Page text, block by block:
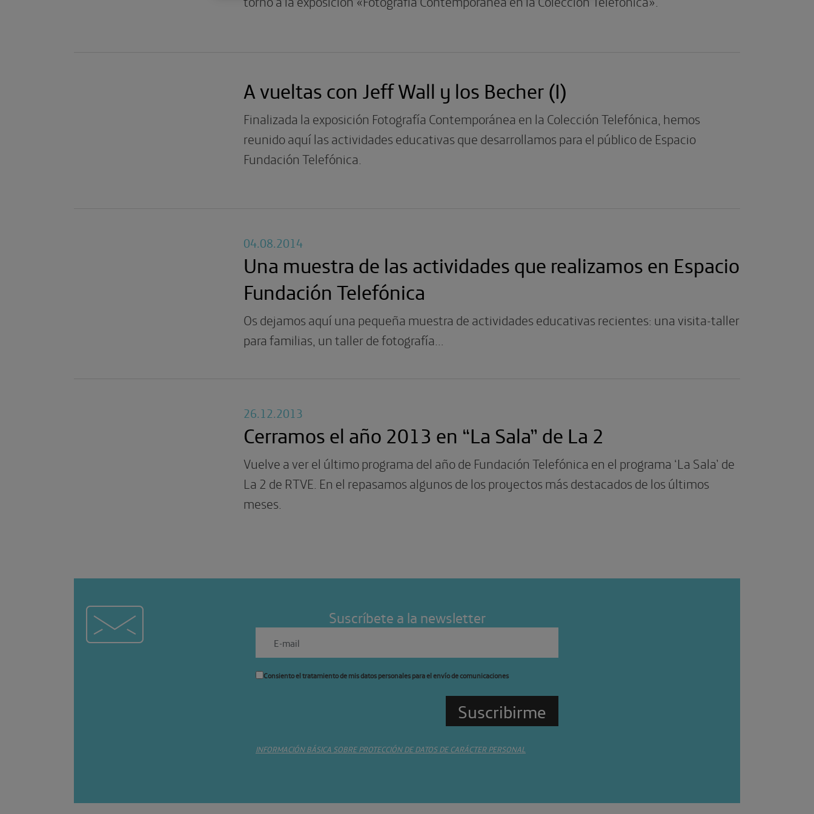
A vueltas con Jeff Wall y los Becher (I)
Finalizada la exposición Fotografía Contemporánea en la Colección Telefónica, hemos
reunido aquí las actividades educativas que desarrollamos para el público de Espacio
Fundación Telefónica.
04.08.2014
Una muestra de las actividades que realizamos en Espacio
Fundación Telefónica
Os dejamos aquí una pequeña muestra de actividades educativas recientes: una visita-taller
para familias, un taller de fotografía…
26.12.2013
Cerramos el año 2013 en “La Sala” de La 2
Vuelve a ver el último programa del año de Fundación Telefónica en el programa ‘La Sala’ de
La 2 de RTVE. En el repasamos algunos de los proyectos más destacados de los últimos
meses.
Suscríbete a la newsletter
Consiento el tratamiento de mis datos personales para el envío de comunicaciones
INFORMACIÓN BÁSICA SOBRE PROTECCIÓN DE DATOS DE CARÁCTER PERSONAL